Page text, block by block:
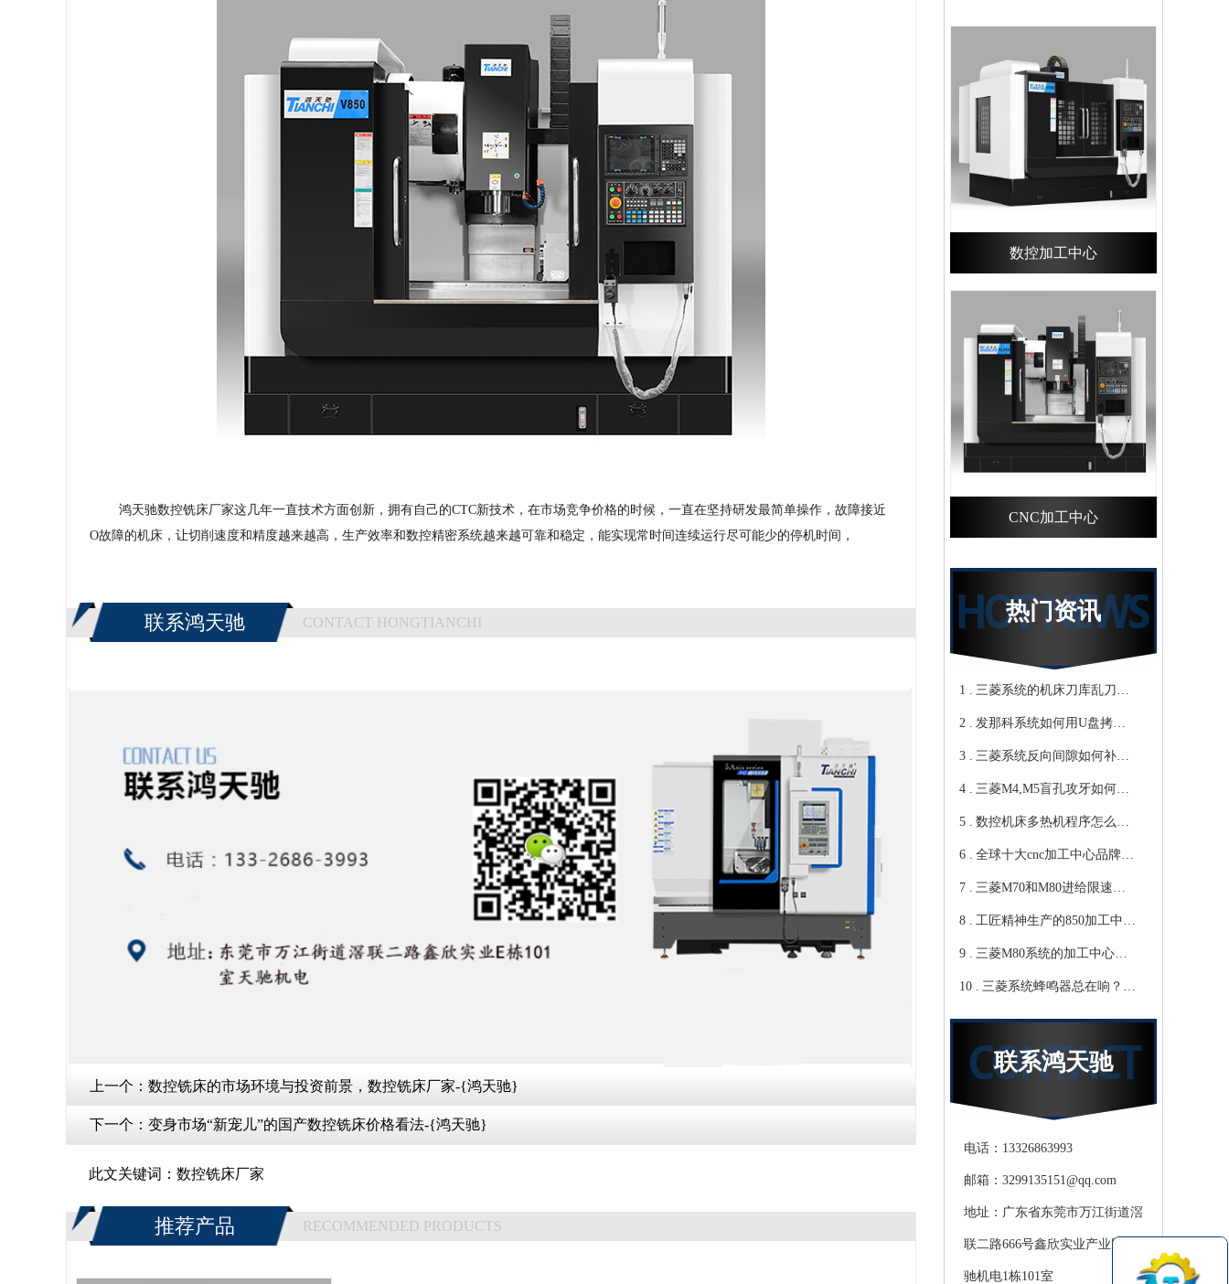
鸿天驰数控铣床厂家这几年一直技术方面创新，拥有自己的CTC新技术，在市场竞争价格的时候，一直在坚持研发最简单操作，故障接近
O故障的机床，让切削速度和精度越来越高，生产效率和数控精密系统越来越可靠和稳定，能实现常时间连续运行尽可能少的停机时间，
联系鸿天驰 CONTACT HONGTIANCHI
上一个： 数控铣床的市场环境与投资前景，数控铣床厂家-{鸿天驰}
下一个： 变身市场“新宠儿”的国产数控铣床价格看法-{鸿天驰}
此文关键词： 数控铣床厂家
推荐产品 RECOMMENDED PRODUCTS
数控加工中心
CNC加工中心
热门资讯
1 . 三菱系统的机床刀库乱刀，
CNC加工中心厂家教你轻松
归零-鸿天驰
2 . 发那科系统如何用U盘拷贝
加工程序？cnc立式加工中心
教你-鸿天驰
3 . 三菱系统反向间隙如何补
偿，数控cnc加工中心厂家来
教你-鸿天驰
4 . 三菱M4,M5盲孔攻牙如何设
转速和进给？高速cnc加工中
心教你-鸿天驰
5 . 数控机床多热机程序怎么
写？Cnc雕铣机厂家教你-鸿
天驰
6 . 全球十大cnc加工中心品牌，
你知道那些？-【鸿天驰】
7 . 三菱M70和M80进给限速该
修改哪个参数?鸿天驰高速
CNC机床厂家教你
8 . 工匠精神生产的850加工中
心,精度可达0.01mm 就选-
[鸿天驰]
9 . 三菱M80系统的加工中心无
程序报警怎么处理，CNC雕
铣机厂家教你
10 . 三菱系统蜂鸣器总在响？鸿
天驰850加工中心厂家教你关
掉它联系鸿天驰
电话：13326863993
邮箱：3299135151@qq.com
地址：广东省东莞市万江街道滘
联二路666号鑫欣实业产业园天
驰机电1栋101室